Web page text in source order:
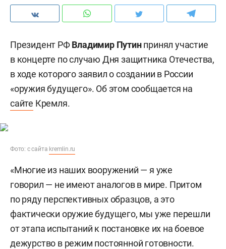
Президент РФВладимир Путинпринял участие
в концерте по случаю Дня защитника Отечества,
в ходе которого заявил о создании в России
«оружия будущего». Об этом сообщается на
сайте Кремля.
Фото: с сайта kremlin.ru
«Многие из наших вооружений — я уже
говорил — не имеют аналогов в мире. Притом
по ряду перспективных образцов, а это
фактически оружие будущего, мы уже перешли
от этапа испытаний к постановке их на боевое
дежурство в режим постоянной готовности.